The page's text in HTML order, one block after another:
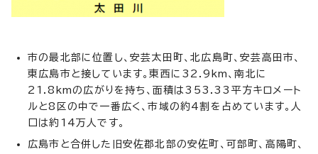
市の最北部に位置し、安芸太田町、北広島町、安芸高田市、
東広島市と接しています。東西に32.9km、南北に
21.8kmの広がりを持ち、面積は353.33平方キロメート
ルと8区の中で一番広く、市域の約4割を占めています。人
口は約14万人です。
広島市と合併した旧安佐郡北部の安佐町、可部町、高陽町、